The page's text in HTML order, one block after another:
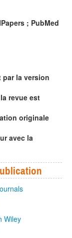
; PubMed
par la version
revue est
originale
avec la
Wiley